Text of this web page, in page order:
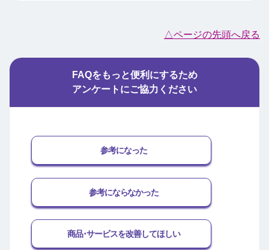
△ページの先頭へ戻る
FAQをもっと便利にするため
アンケートにご協力ください
参考になった
参考にならなかった
商品･サービスを改善してほしい